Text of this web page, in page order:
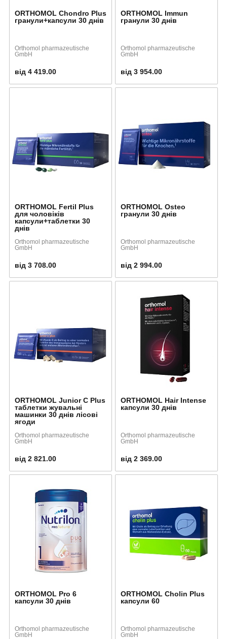
ORTHOMOL Chondro Plus
гранули+капсули 30 днів
Orthomol pharmazeutische
GmbH
від 4 419.00
ORTHOMOL Immun
гранули 30 днів
Orthomol pharmazeutische
GmbH
від 3 954.00
ORTHOMOL Fertil Plus
для чоловіків
капсули+таблетки 30
днів
Orthomol pharmazeutische
GmbH
від 3 708.00
ORTHOMOL Osteo
гранули 30 днів
Orthomol pharmazeutische
GmbH
від 2 994.00
ORTHOMOL Junior C Plus
таблетки жувальні
машинки 30 днів лісові
ягоди
Orthomol pharmazeutische
GmbH
від 2 821.00
ORTHOMOL Hair Intense
капсули 30 днів
Orthomol pharmazeutische
GmbH
від 2 369.00
ORTHOMOL Pro 6
капсули 30 днів
Orthomol pharmazeutische
GmbH
ORTHOMOL Cholin Plus
капсули 60
Orthomol pharmazeutische
GmbH